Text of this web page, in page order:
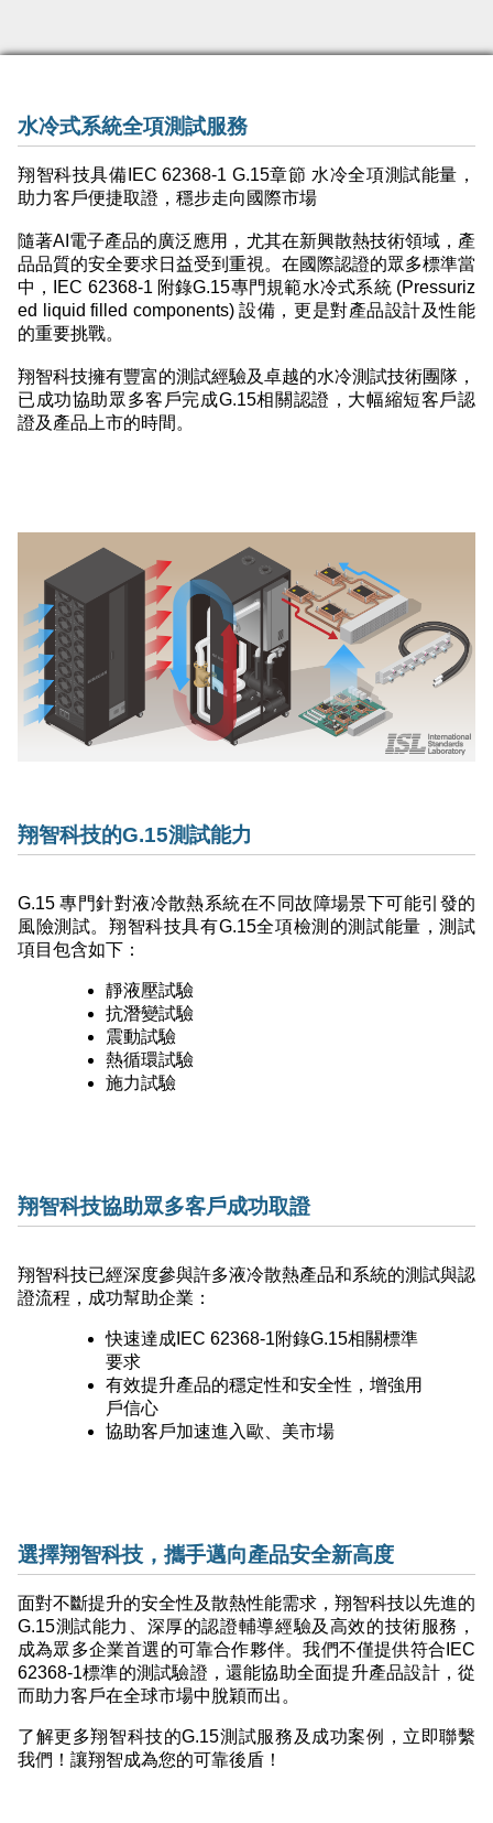
水冷式系統全項測試服務
翔智科技具備IEC 62368-1 G.15章節 水冷全項測試能量，
助力客戶便捷取證，穩步走向國際市場
隨著AI電子產品的廣泛應用，尤其在新興散熱技術領域，產
品品質的安全要求日益受到重視。在國際認證的眾多標準當
中，IEC 62368-1 附錄G.15專門規範水冷式系統 (Pressuriz
ed liquid filled components) 設備，更是對產品設計及性能
的重要挑戰。
翔智科技擁有豐富的測試經驗及卓越的水冷測試技術團隊，
已成功協助眾多客戶完成G.15相關認證，大幅縮短客戶認
證及產品上市的時間。
翔智科技的G.15測試能力
G.15 專門針對液冷散熱系統在不同故障場景下可能引發的
風險測試。翔智科技具有G.15全項檢測的測試能量，測試
項目包含如下：
靜液壓試驗
抗潛變試驗
震動試驗
熱循環試驗
施力試驗
翔智科技協助眾多客戶成功取證
翔智科技已經深度參與許多液冷散熱產品和系統的測試與認
證流程，成功幫助企業：
快速達成IEC 62368-1附錄G.15相關標準
要求
有效提升產品的穩定性和安全性，增強用
戶信心
協助客戶加速進入歐、美市場
選擇翔智科技，攜手邁向產品安全新高度
面對不斷提升的安全性及散熱性能需求，翔智科技以先進的
G.15測試能力、深厚的認證輔導經驗及高效的技術服務，
成為眾多企業首選的可靠合作夥伴。我們不僅提供符合IEC
62368-1標準的測試驗證，還能協助全面提升產品設計，從
而助力客戶在全球市場中脫穎而出。
了解更多翔智科技的G.15測試服務及成功案例，立即聯繫
我們！讓翔智成為您的可靠後盾！